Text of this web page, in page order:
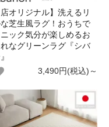
店オリジナル】洗えるリ
芝生風ラグ！おうちで
ック気分が楽しめるお
れなグリーンラグ『シバ
3,490円(税込)～